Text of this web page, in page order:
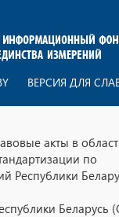
ВЕРСИЯ ДЛЯ
акты в
по
Республики
Беларусь